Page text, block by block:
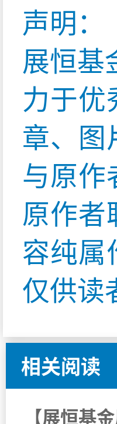
声明：
展恒基
力于
章、图
与原作
原作
容纯属
仅供读
相关阅读